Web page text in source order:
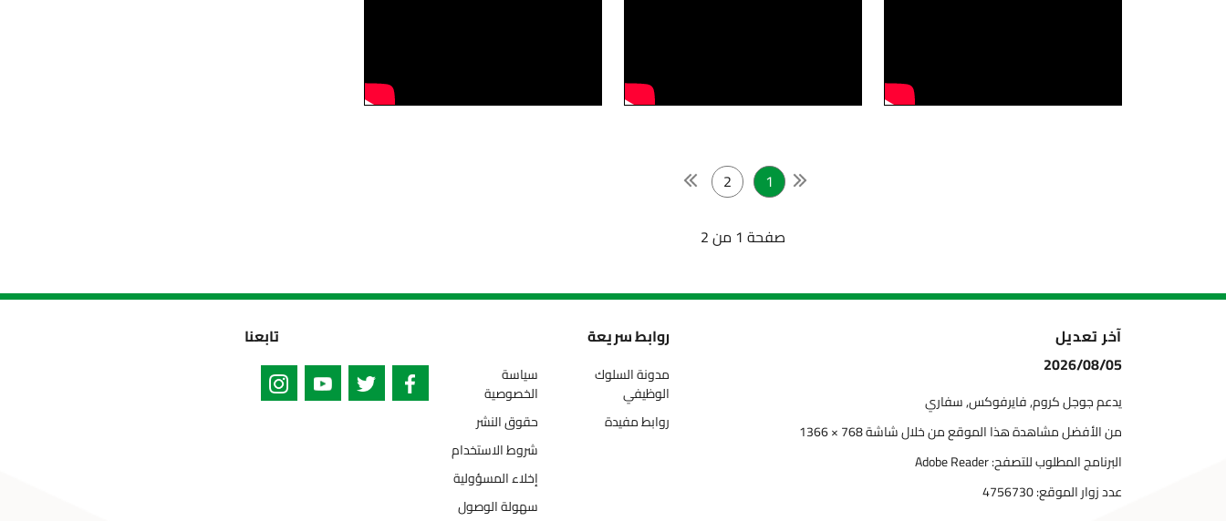
1
2
صفحة 1 من 2
آخر تعديل
2026/08/05
يدعم جوجل كروم, فايرفوكس, سفاري
من الأفضل مشاهدة هذا الموقع من خلال شاشة 768 × 1366
البرنامج المطلوب للتصفح: Adobe Reader
عدد زوار الموقع:4756730
روابط سريعة
مدونة السلوك
الوظيفي
روابط مفيدة
سياسة
الخصوصية
حقوق النشر
شروط الاستخدام
إخلاء المسؤولية
سهولة الوصول
تابعنا